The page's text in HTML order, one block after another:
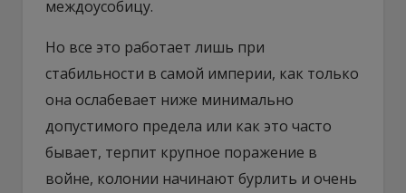
междоусобицу.
Но все это работает лишь при
стабильности в самой империи, как только
она ослабевает ниже минимально
допустимого предела или как это часто
бывает, терпит крупное поражение в
войне, колонии начинают бурлить и очень